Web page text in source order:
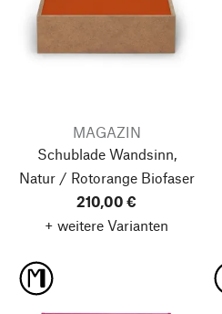
MAGAZIN
Schublade Wandsinn,
Natur / RotorangeBiofaser
210,00 €
+ weitere Varianten